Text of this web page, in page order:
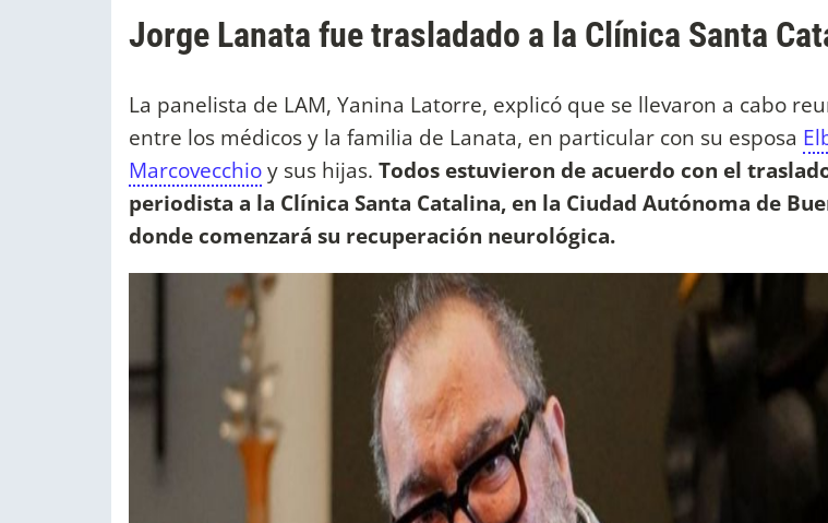
Jorge Lanata fue trasladado a la Clínica Santa
La panelista de LAM, Yanina Latorre, explicó que se llevaron a cabo
entre los médicos y la familia de Lanata, en particular con su esposa
Marcovecchioy sus hijas. Todos estuvieron de acuerdo con el
periodista a la Clínica Santa Catalina, en la Ciudad Autónoma de
donde comenzará su recuperación neurológica.